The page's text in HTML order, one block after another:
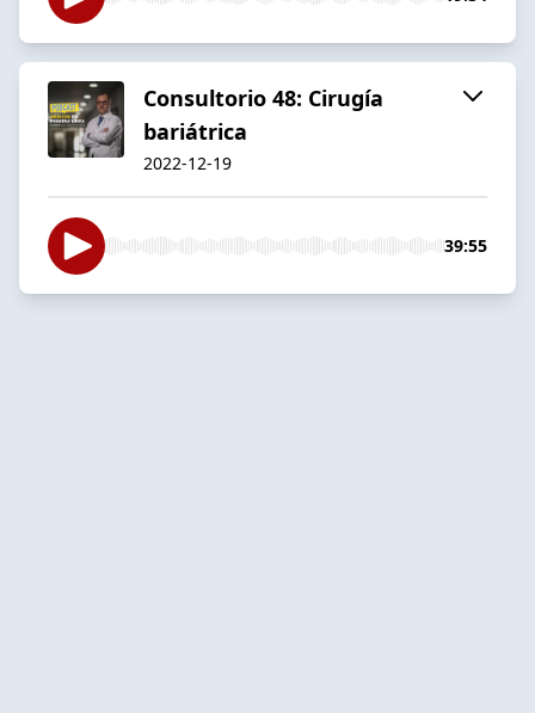
Consultorio 48: Cirugía
bariátrica
2022-12-19
39:55